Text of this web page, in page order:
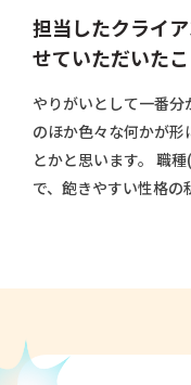
担当したクライ
せていただいたこ
やりがいとして一番
のほか色々な何かが形
とかと思います。 職
で、飽きやすい性格の